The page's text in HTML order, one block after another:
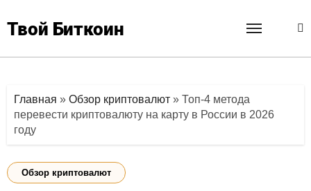
содержанию
Твой Биткоин
Главная » Обзор криптовалют» Топ-4 метода
перевести криптовалюту на карту в России в 2026
году
Обзор криптовалют